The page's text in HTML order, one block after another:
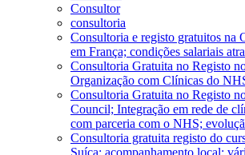
Consultor
consultoria
Consultoria e registo gratuitos na
em França; condições salariais
Consultoria Gratuita no Registo
Organização com Clínicas do
Consultoria Gratuita no Registo
Council; Integração em rede de
com parceria com o NHS;
Consultoria gratuita registo do
Suíça; acompanhamento local;